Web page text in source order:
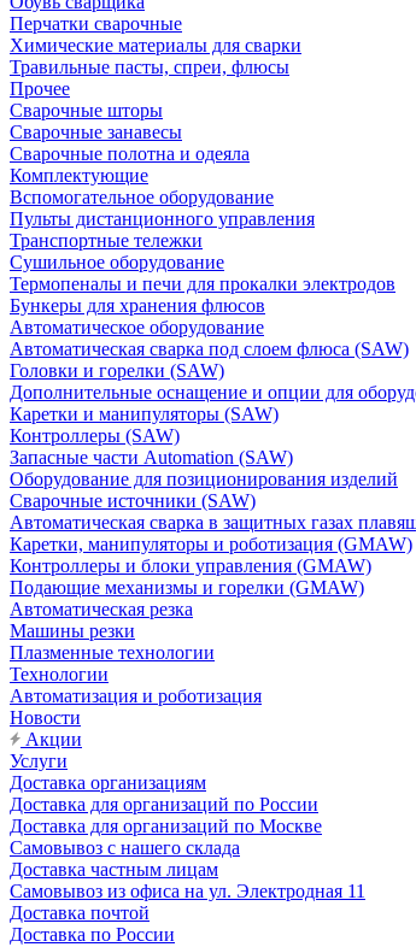
Перчатки сварочные
Химические материалы для сварки
Травильные пасты, спреи, флюсы
Прочее
Сварочные шторы
Сварочные занавесы
Сварочные полотна и одеяла
Комплектующие
Вспомогательное оборудование
Пульты дистанционного управления
Транспортные тележки
Сушильное оборудование
Термопеналы и печи для прокалки электродов
Бункеры для хранения флюсов
Автоматическое оборудование
Автоматическая сварка под слоем флюса (SAW)
Головки и горелки (SAW)
Дополнительные оснащение и опции для
Каретки и манипуляторы (SAW)
Контроллеры (SAW)
Запасные части Automation (SAW)
Оборудование для позиционирования изделий
Сварочные источники (SAW)
Автоматическая сварка в защитных газах
Каретки, манипуляторы и роботизация (GMAW)
Контроллеры и блоки управления (GMAW)
Подающие механизмы и горелки (GMAW)
Автоматическая резка
Машины резки
Плазменные технологии
Технологии
Автоматизация и роботизация
Новости
Акции
Услуги
Доставка организациям
Доставка для организаций по России
Доставка для организаций по Москве
Самовывоз с нашего склада
Доставка частным лицам
Самовывоз из офиса на ул. Электродная 11
Доставка почтой
Доставка по России